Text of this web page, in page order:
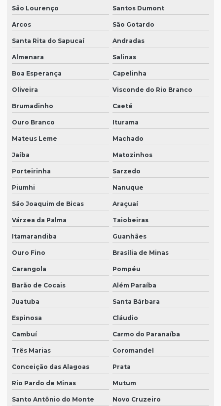
São Lourenço Santos Dumont
Arcos São Gotardo
Santa Rita do Sapucaí Andradas
Almenara Salinas
Boa Esperança Capelinha
Oliveira Visconde do Rio Branco
Brumadinho Caeté
Ouro Branco Iturama
Mateus Leme Machado
Jaíba Matozinhos
Porteirinha Sarzedo
Piumhi Nanuque
São Joaquim de Bicas Araçuaí
Várzea da Palma Taiobeiras
Itamarandiba Guanhães
Ouro Fino Brasília de Minas
Carangola Pompéu
Barão de Cocais Além Paraíba
Juatuba Santa Bárbara
Espinosa Cláudio
Cambuí Carmo do Paranaíba
Três Marias Coromandel
Conceição das Alagoas Prata
Rio Pardo de Minas Mutum
Santo Antônio do Monte Novo Cruzeiro